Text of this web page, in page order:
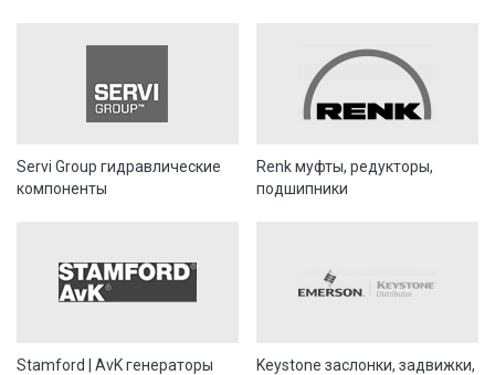
Servi Group гидравлические
компоненты
Renk муфты, редукторы,
подшипники
Stamford | AvK генераторы
Keystone заслонки, задвижки,